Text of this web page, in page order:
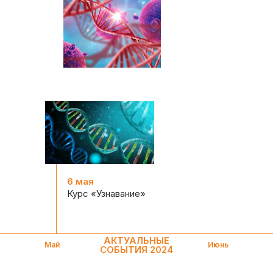
АКТУАЛЬНЫЕ
СОБЫТИЯ 2024
Май Июнь
6 мая
Курс «Узнавание»